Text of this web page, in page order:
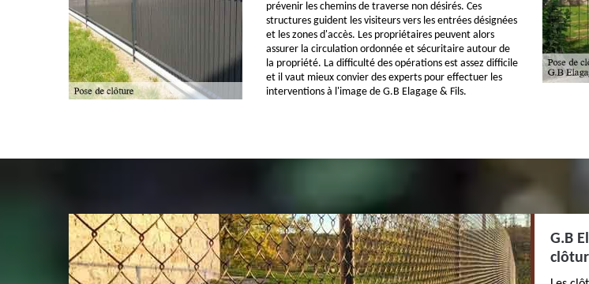
prévenir les chemins de traverse non désirés. Ces
structures guident les visiteurs vers les entrées désignées
et les zones d'accès. Les propriétaires peuvent alors
assurer la circulation ordonnée et sécuritaire autour de
la propriété. La difficulté des opérations est assez difficile
et il vaut mieux convier des experts pour effectuer les
interventions à l'image de G.B Elagage & Fils.
G.B